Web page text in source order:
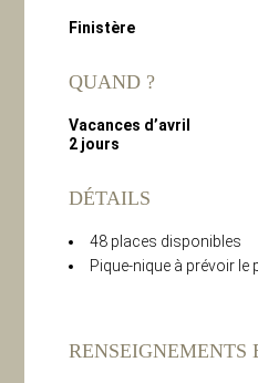
Finistère
QUAND ?
Vacances d’avril
2 jours
DÉTAILS
48 places disponibles
Pique-nique à prévoir le
RENSEIGNEMENTS